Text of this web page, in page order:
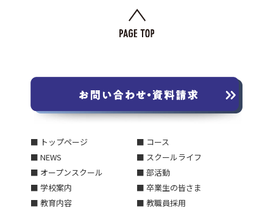
■ トップページ
■ NEWS
■ オープンスクール
■ 学校案内
■ 教育内容
■ コース
■ スクールライフ
■ 部活動
■ 卒業生の皆さま
■ 教職員採用